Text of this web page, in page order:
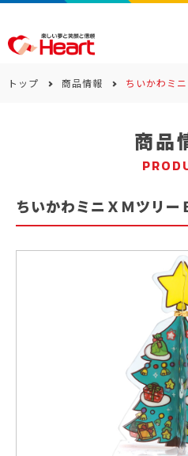
サステナビリティ
トップ 商品情報 ちいかわミ
商品
ちいかわミニＸＭツリー